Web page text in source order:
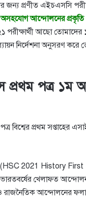
জন্য প্রণীত এইচএসসি
আন্দোলনের প্রকৃতি
আছো তোমাদের
নির্দেশনা অনুসরণ
পত্র ১ম
বিশ্বের প্রথম সপ্তাহের
(HSC 2021 History
ভারতবর্ষের খেলাফত
ও রাজনৈতিক আন্দোলনের